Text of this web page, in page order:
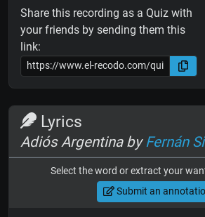
Share this recording as a Quiz with
your friends by sending them this
link:
Lyrics
Adiós Argentina by Fernán
Select the word or extract your
Submit an